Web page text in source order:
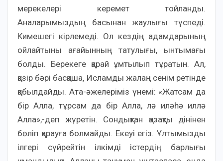
мерекелері керемет тойланды.
Аналарымыздың басынан жаулығы түспеді.
Кимешегі кірлемеді. Ол кездің адамдарының
ойлайтыны ағайынның татулығы, ынтымағы
болды. Берекеге қарай ұмтылып тұратын. Ал,
қазір бәрі басқаша, Исламды жалаң сенім ретінде
қабылдайды. Ата-әжелеріміз үнемі: «Жатсам да
бір Алла, тұрсам да бір Алла, лә иләһә иллә
Алла»,-деп жүретін. Сондықтан қазақты дінінен
бөліп қарауға болмайды. Екеуі егіз. Ұлтымызды
ілгері сүйрейтін ілкімді істердің барлығы